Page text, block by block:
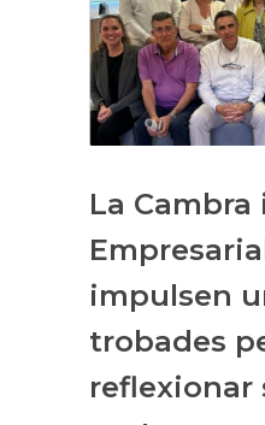
La Cambra
impulsen
trobades
reflexionar